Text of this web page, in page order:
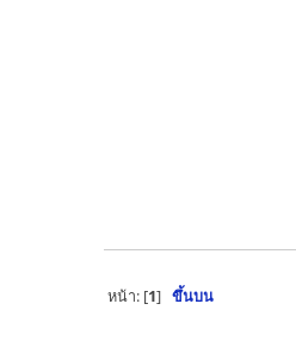
หน้า: [1] ขึ้นบน